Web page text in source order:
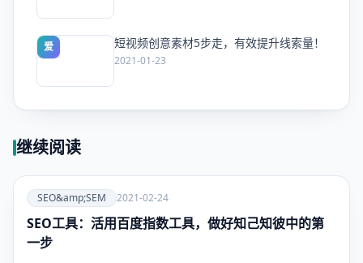
爱 短视频创意素材5步走，有效提升线索量！
2021-01-23
继续阅读
爱
SEO&amp;SEM
SEO&amp;SEM 2021-02-24
SEO工具：活用百度指数工具，做好知己知彼中的第
一步